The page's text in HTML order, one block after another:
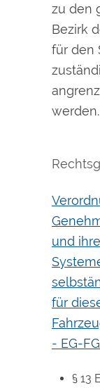
zu den
Bezirk
für den
werden.
und
für
- EG-
§ 13